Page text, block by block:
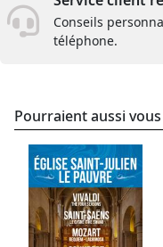
Conseils
téléphone.
Pourraient aussi